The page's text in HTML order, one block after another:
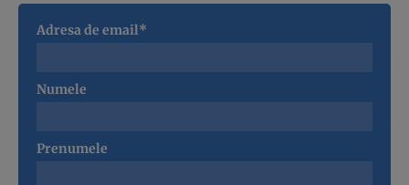
Adresa de email*
Numele
Prenumele